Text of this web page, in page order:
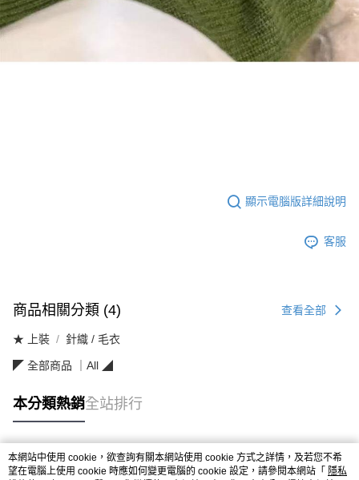
顯示電腦版詳細說明
客服
商品相關分類 (4) 查看全部
★ 上裝 針織 / 毛衣
◤ 全部商品 ｜All ◢
本分類熱銷全站排行
熱門標籤
本網站中使用 cookie，欲查詢有關本網站使用 cookie 方式之詳情，及若您不希
望在電腦上使用 cookie 時應如何變更電腦的 cookie 設定，請參閱本網站「 隱私